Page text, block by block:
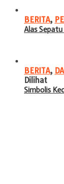
BERITA,
Alas
BERITA,
Dilihat
Simbolis